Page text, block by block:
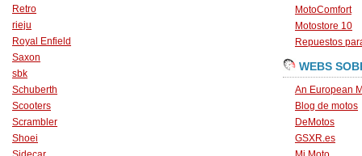
Retro
rieju
Royal Enfield
Saxon
sbk
Schuberth
Scooters
Scrambler
Shoei
MotoComfort
Motostore 10
Repuestos
WEBS
An European
Blog de motos
DeMotos
GSXR.es